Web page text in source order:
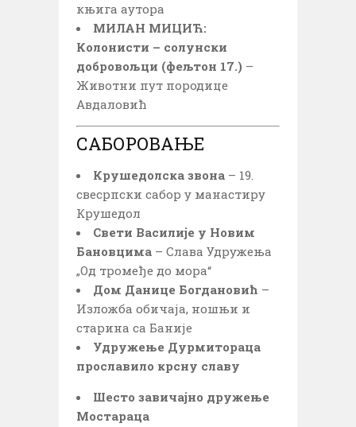
књига аутора
МИЛАН МИЦИЋ:
Колонисти – солунски
добровољци (фељтон 17.) –
Животни пут породице
Авдаловић
САБОРОВАЊЕ
Крушедолска звона – 19.
свесрпски сабор у манастиру
Крушедол
Свети Василије у Новим
Бановцима – Слава Удружења
„Од тромеђе до мора“
Дом Данице Богдановић –
Изложба обичаја, ношњи и
старина са Баније
Удружење Дурмитораца
прославило крсну славу
Шесто завичајно дружење
Мостараца